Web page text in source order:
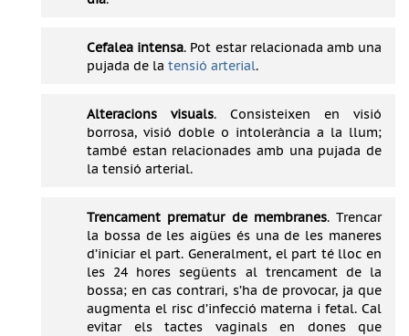
Cefalea intensa. Pot estar relacionada amb una
pujada de la tensió arterial.
Alteracions visuals. Consisteixen en visió
borrosa, visió doble o intolerància a la llum;
també estan relacionades amb una pujada de
la tensió arterial.
Trencament prematur de membranes. Trencar
la bossa de les aigües és una de les maneres
d’iniciar el part. Generalment, el part té lloc en
les 24 hores següents al trencament de la
bossa; en cas contrari, s’ha de provocar, ja que
augmenta el risc d’infecció materna i fetal. Cal
evitar els tactes vaginals en dones que